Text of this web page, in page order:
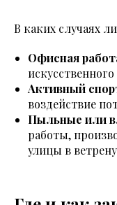
В каких случаях
Офисная
Активный
воздействие
Пыльные или
работы,
улицы в